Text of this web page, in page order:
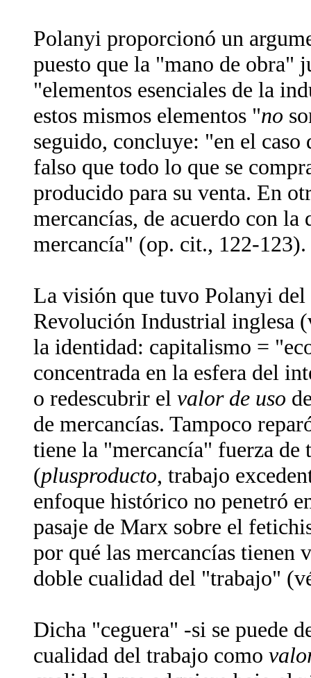
Polanyi proporcionó un
puesto que la "mano de
"elementos esenciales de la
estos mismos elementos "no
seguido, concluye: "en el caso
falso que todo lo que se
producido para su venta. En
mercancías, de acuerdo con
mercancía" (op. cit., 122-123).
La visión que tuvo Polanyi
Revolución Industrial inglesa
la identidad: capitalismo =
concentrada en la esfera del
o redescubrir el valor de uso
de mercancías. Tampoco
tiene la "mercancía" fuerza de
(plusproducto, trabajo
enfoque histórico no penetró
pasaje de Marx sobre el
por qué las mercancías tienen
doble cualidad del "trabajo"
Dicha "ceguera" -si se puede
cualidad del trabajo como